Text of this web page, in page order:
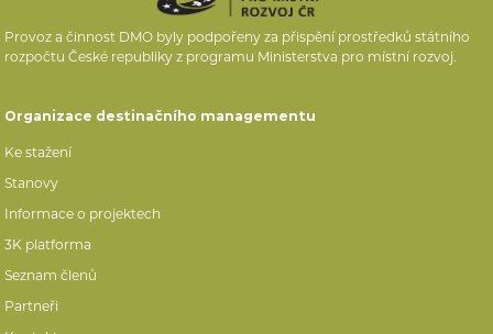
Provoz a činnost DMO byly podpořeny za přispění prostředků státního
rozpočtu České republiky z programu Ministerstva pro místní rozvoj.
Organizace destinačního managementu
Ke stažení
Stanovy
Informace o projektech
3K platforma
Seznam členů
Partneři